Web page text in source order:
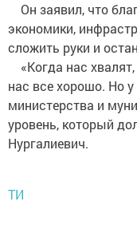
Он заявил, что
экономики,
сложить руки и
«Когда нас
нас все хорошо. Но
министерства и
уровень, который
Нургалиевич.
ТИ